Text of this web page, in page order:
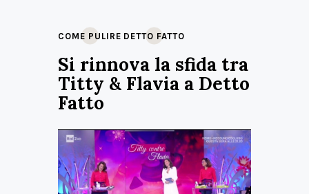
COME PULIRE DETTO FATTO
Si rinnova la sfida tra
Titty & Flavia a Detto
Fatto